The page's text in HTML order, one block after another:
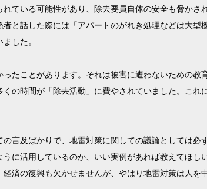
ている可能性があり、除去要員自体の安全も脅か
と話した際には「アパートのがれき処理などは大
した。
たことがあります。それは被害に遭わないための
の時間が「除去活動」に費やされていました。こ
言及ばかりで、地雷対策に関しての議論としては
に活用しているのか、いい実例があれば教えてほ
済の復興も欠かせませんが、やはり地雷対策は人